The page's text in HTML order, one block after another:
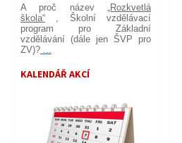
A proč název
„Rozkvetlá
škola“ , Školní vzdělávací
program pro Základní
vzdělávání (dále jen ŠVP pro
ZV)?
KALENDÁŘ AKCÍ